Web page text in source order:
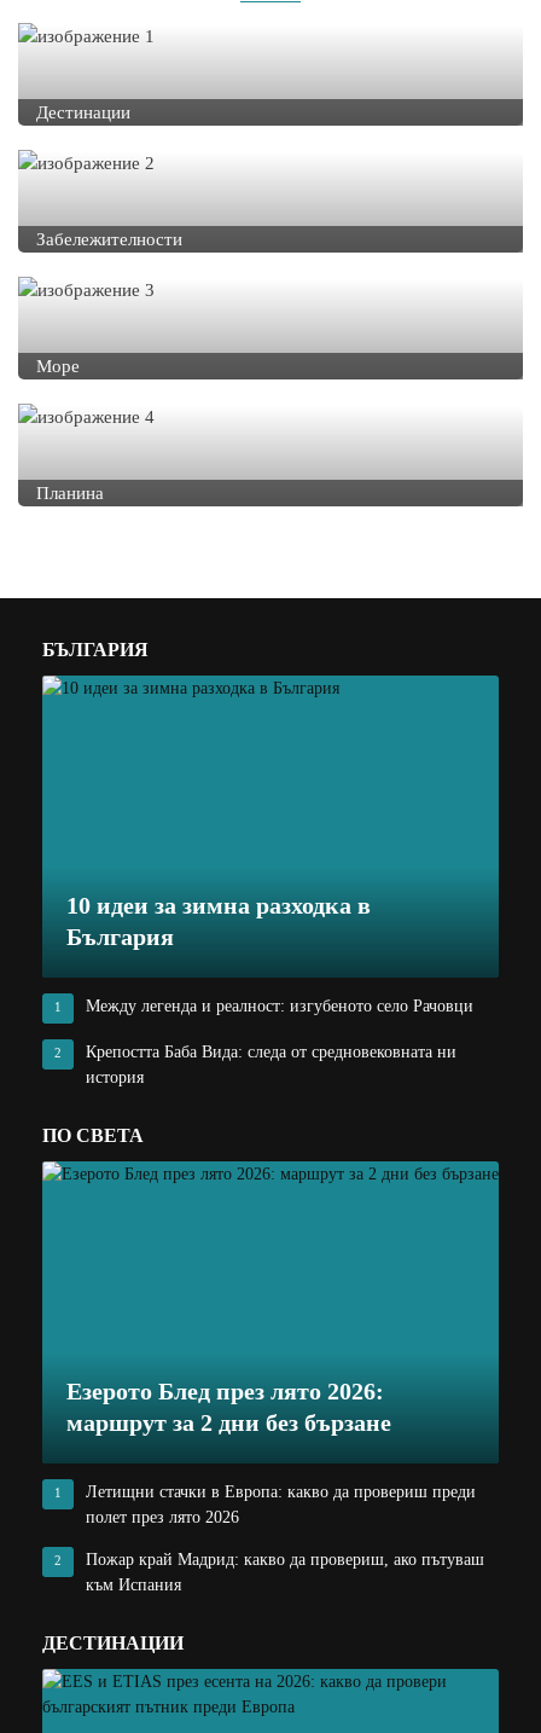
Дестинации
Забележителности
Море
Планина
БЪЛГАРИЯ
10 идеи за зимна разходка в
България
1 Между легенда и реалност: изгубеното село Рачовци
2
Крепостта Баба Вида: следа от средновековната ни
история
ПО СВЕТА
Езерото Блед през лято 2026:
маршрут за 2 дни без бързане
1
Летищни стачки в Европа: какво да провериш преди
полет през лято 2026
2
Пожар край Мадрид: какво да провериш, ако пътуваш
към Испания
ДЕСТИНАЦИИ